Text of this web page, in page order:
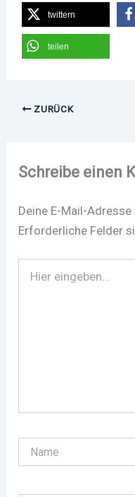
twittern
teilen
ZURÜCK
Schreibe einen
Deine E-Mail-
Erforderliche Felder
eingeben…